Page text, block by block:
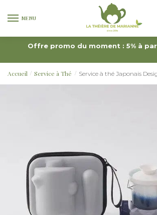
MENU
Offre promo du moment : 5% à
Accueil / Service à Thé / Service à thé Japonais